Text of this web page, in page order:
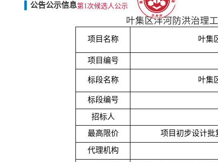
公告公示信息第1次候选人公示
叶集区沣河防洪治理
项目名称 叶集
项目编号
标段名称 叶集
标段编号
招标人
最高限价
项目初步设计批
代理机构